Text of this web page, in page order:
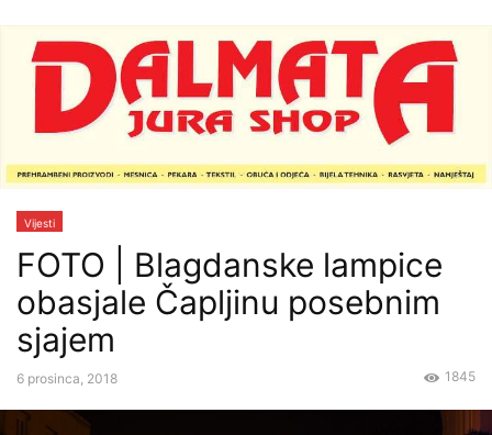
Vijesti
FOTO | Blagdanske lampice
obasjale Čapljinu posebnim
sjajem
6 prosinca, 2018 1845